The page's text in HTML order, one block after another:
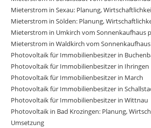
Mieterstrom in Sexau: Planung,
Mieterstrom in Sölden: Planung,
Mieterstrom in Umkirch vom Sonnenkaufhaus
Mieterstrom in Waldkirch vom
Photovoltaik für Immobilienbesitzer in
Photovoltaik für Immobilienbesitzer in Ihringen
Photovoltaik für Immobilienbesitzer in March
Photovoltaik für Immobilienbesitzer in
Photovoltaik für Immobilienbesitzer in Wittnau
Photovoltaik in Bad Krozingen: Planung,
Umsetzung